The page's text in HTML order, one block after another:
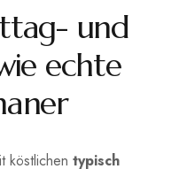
und
echte
köstlichen typisch